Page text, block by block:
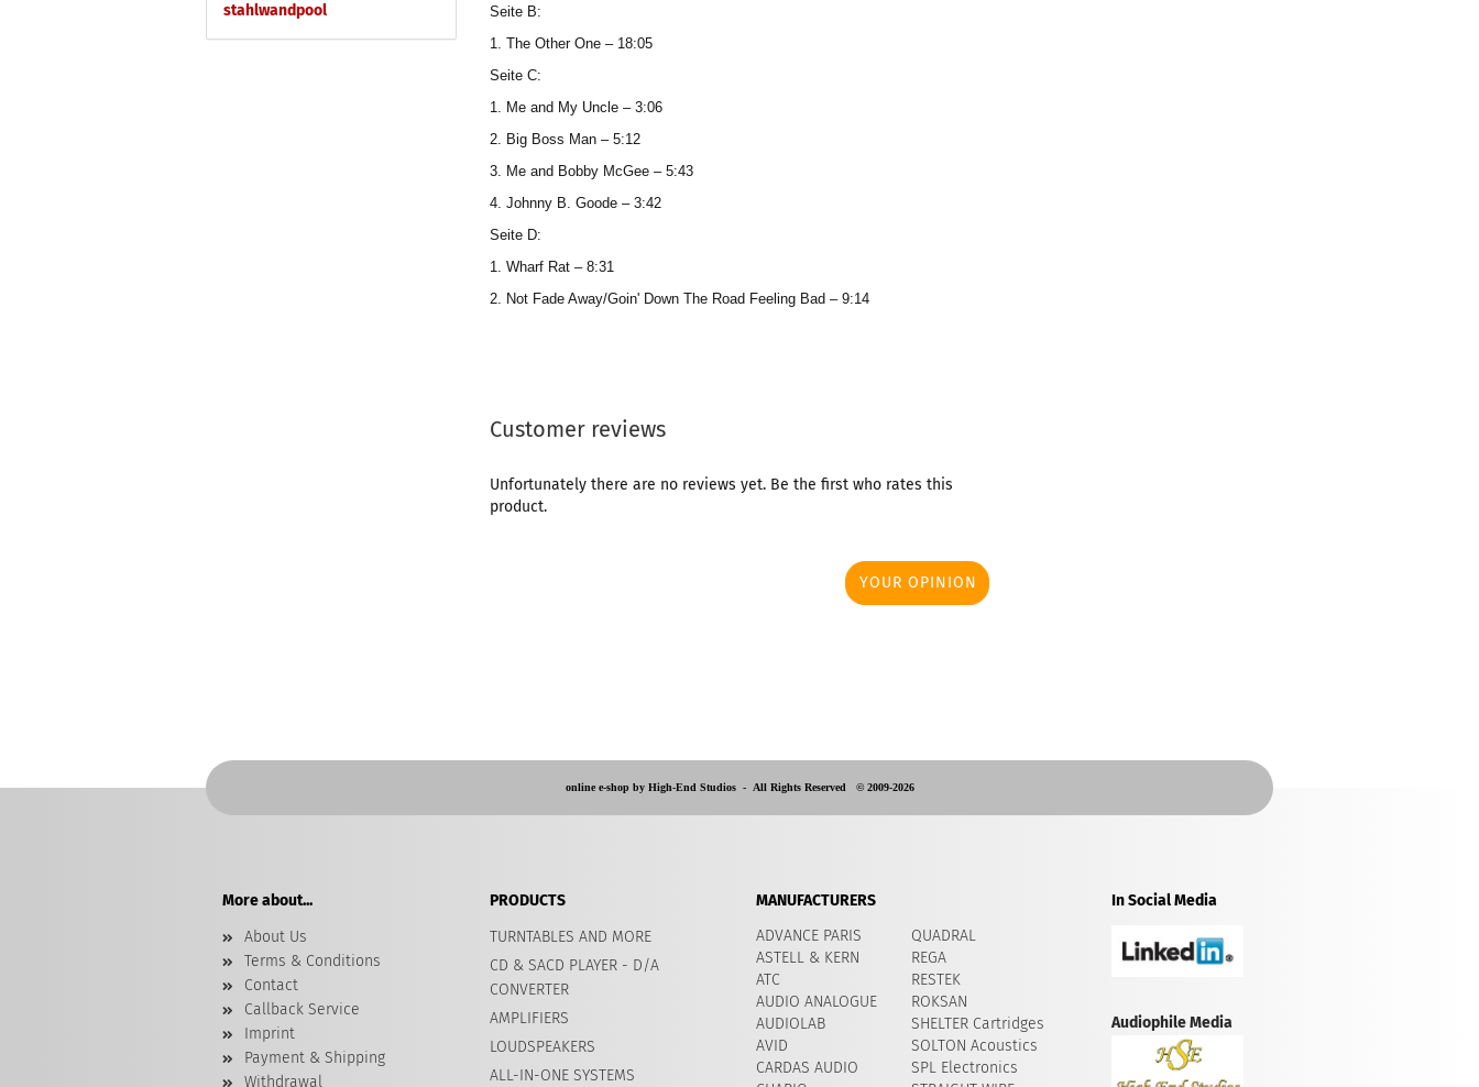
Seite B:
1. The Other One – 18:05
Seite C:
1. Me and My Uncle – 3:06
2. Big Boss Man – 5:12
3. Me and Bobby McGee – 5:43
4. Johnny B. Goode – 3:42
Seite D:
1. Wharf Rat – 8:31
2. Not Fade Away/Goin' Down The Road Feeling Bad – 9:14
Customer reviews
Unfortunately there are no reviews yet. Be the first who rates this
product.
YOUR OPINION
stahlwandpool
online e-shop by High-End Studios - All Rights Reserved © 2009-2026
More about...
About Us
Terms & Conditions
Contact
Callback Service
Imprint
Payment & Shipping
Withdrawal
PRODUCTS
TURNTABLES AND MORE
CD & SACD PLAYER - D/A
CONVERTER
AMPLIFIERS
LOUDSPEAKERS
ALL-IN-ONE SYSTEMS
MANUFACTURERS
ADVANCE PARIS
ASTELL & KERN
ATC
AUDIO ANALOGUE
AUDIOLAB
AVID
CARDAS AUDIO
QUADRAL
REGA
RESTEK
ROKSAN
SHELTER Cartridges
​SOLTON Acoustics
SPL Electronics
In Social Media
Audiophile Media